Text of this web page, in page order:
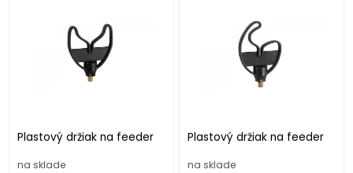
Plastový držiak na feeder
na sklade
Plastový držiak na feeder
na sklade